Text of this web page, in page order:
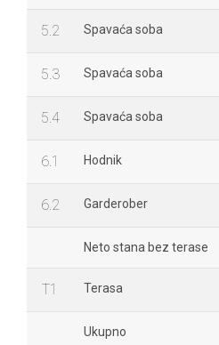
5.2 Spavaća soba
5.3 Spavaća soba
5.4 Spavaća soba
6.1 Hodnik
6.2 Garderober
Neto stana bez terase
T1 Terasa
Ukupno